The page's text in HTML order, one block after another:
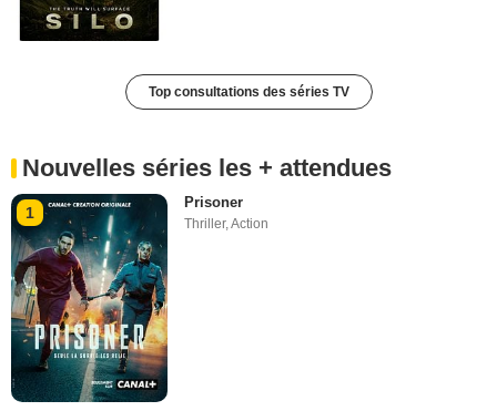
Top consultations des séries TV
Nouvelles séries les + attendues
1
Prisoner
Thriller,Action